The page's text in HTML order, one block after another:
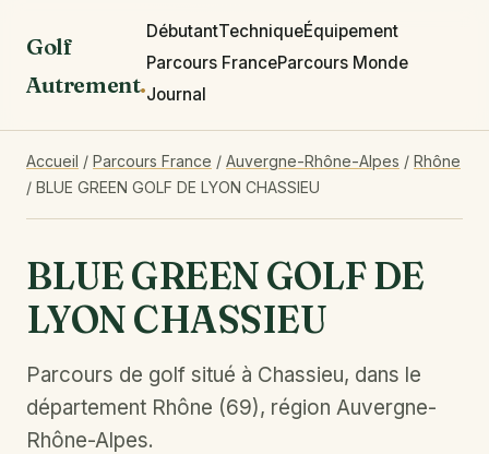
Golf
Autrement.
DébutantTechniqueÉquipement
Parcours FranceParcours Monde
Journal
Accueil / Parcours France / Auvergne-Rhône-Alpes / Rhône
/ BLUE GREEN GOLF DE LYON CHASSIEU
BLUE GREEN GOLF DE
LYON CHASSIEU
Parcours de golf situé à Chassieu, dans le
département Rhône (69), région Auvergne-
Rhône-Alpes.